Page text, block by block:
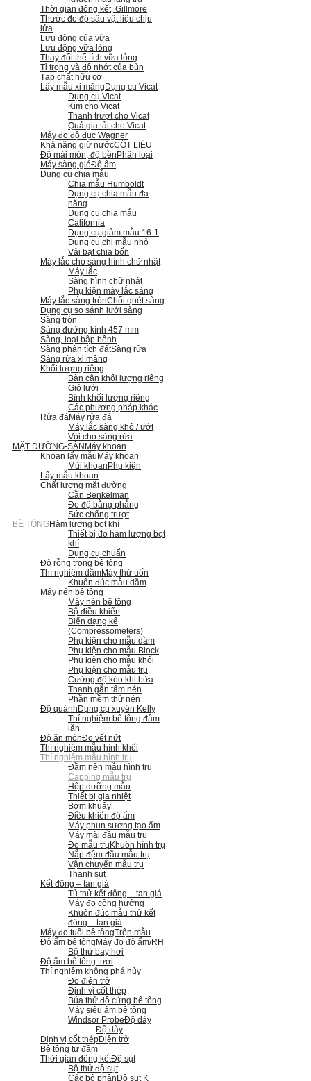
Thời gian đông kết, Gillmore
Thước đo độ sâu vật liệu chịu
lửa
Lưu động của vữa
Lưu động vữa lỏng
Thay đổi thể tích vữa lỏng
Tỉ trọng và độ nhớt của bùn
Tạp chất hữu cơ
Lấy mẫu xi măng Dụng cụ Vicat
Dụng cụ Vicat
Kim cho Vicat
Thanh trượt cho Vicat
Quả gia tải cho Vicat
Máy đo độ đục Wagner
Khả năng giữ nướcCỐT LIỆU
Độ mài mòn, độ bền Phân loại
Máy sàng gióĐộ ẩm
Dụng cụ chia mẫu
Chia mẫu Humboldt
Dụng cụ chia mẫu đa
năng
Dụng cụ chia mẫu
California
Dụng cụ giảm mẫu 16-1
Dụng cụ chi mẫu nhỏ
Vải bạt chia bốn
Máy lắc cho sàng hình chữ nhật
Máy lắc
Sàng hình chữ nhật
Phụ kiện máy lắc sàng
Máy lắc sàng trònChổi quét sàng
Dụng cụ so sánh lưới sàng
Sàng tròn
Sàng đường kính 457 mm
Sàng, loại bập bênh
Sàng phân tích đấtSàng rửa
Sàng rửa xi măng
Khối lượng riêng
Bàn cân khối lượng riêng
Giỏ lưới
Bình khối lượng riêng
Các phương pháp khác
Rửa đáMáy rửa đá
Máy lắc sàng khô / ướt
Vòi cho sàng rửa
MẶT ĐƯỜNG-SÀN Máy khoan
Khoan lấy mẫu Máy khoan
Mũi khoan Phụ kiện
Lấy mẫu khoan
Chất lượng mặt đường
Cần Benkelman
Đo độ bằng phẳng
Sức chống trượt
BÊ TÔNGHàm lượng bọt khí
Thiết bị đo hàm lượng bọt
khí
Dụng cụ chuẩn
Độ rỗng trong bê tông
Thí nghiệm dầmMáy thử uốn
Khuôn đúc mẫu dầm
Máy nén bê tông
Máy nén bê tông
Bộ điều khiển
Biến dạng kế
(Compressometers)
Phụ kiện cho mẫu dầm
Phụ kiện cho mẫu Block
Phụ kiện cho mẫu khối
Phụ kiện cho mẫu trụ
Cường độ kéo khi bửa
Thanh gắn tấm nén
Phần mềm thử nén
Độ quánh Dụng cụ xuyên Kelly
Thí nghiệm bê tông đầm
lăn
Độ ăn mònĐo vết nứt
Thí nghiệm mẫu hình khối
Thí nghiệm mẫu hình trụ
Đầm nện mẫu hình trụ
Capping mẫu trụ
Hộp dưỡng mẫu
Thiết bị gia nhiệt
Bơm khuấy
Điều khiển độ ẩm
Máy phun sương tạo ẩm
Máy mài đầu mẫu trụ
Đo mẫu trụ Khuôn hình trụ
Nắp đệm đầu mẫu trụ
Vận chuyển mẫu trụ
Thanh sụt
Kết đông – tan giá
Tủ thử kết đông – tan giá
Máy đo cộng hưởng
Khuôn đúc mẫu thử kết
đông – tan giá
Máy đo tuổi bê tôngTrộn mẫu
Độ ẩm bê tông Máy đo độ ẩm/RH
Bộ thử bay hơi
Độ ẩm bê tông tươi
Thí nghiệm không phá hủy
Đo điện trở
Định vị cốt thép
Búa thử độ cứng bê tông
Máy siêu âm bê tông
Windsor ProbeĐộ dày
Độ dày
Định vị cốt thépĐiện trở
Bê tông tự đầm
Thời gian đông kếtĐộ sụt
Bộ thử độ sụt
Các bộ phậnĐộ sụt K